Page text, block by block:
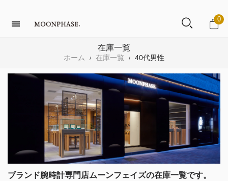
0
在庫一覧
ホーム / 在庫一覧 / 40代男性
ブランド腕時計専門店ムーンフェイズの在庫一覧です。